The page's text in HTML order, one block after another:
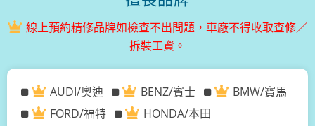
線上預約精修品牌如檢查不出問題，車廠不得收取查修／
拆裝工資。
AUDI/奧迪 BENZ/賓士
BMW/寶馬
FORD/福特
HONDA/本田